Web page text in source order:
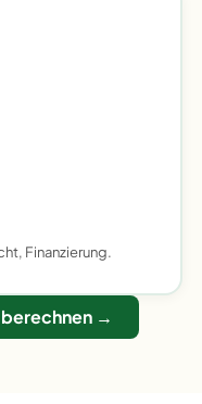
Finanzierung.
→